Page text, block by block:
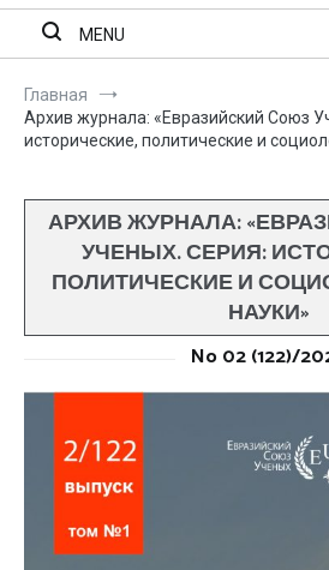
MENU
Главная
Архив журнала: «Евразийский Союз
исторические, политические и
АРХИВ ЖУРНАЛА:
УЧЕНЫХ. СЕРИЯ:
ПОЛИТИЧЕСКИЕ И
НАУКИ»
No 02 (122)/